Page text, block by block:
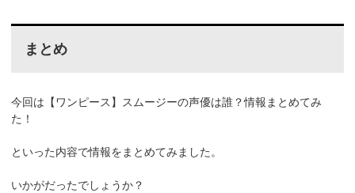
まとめ
今回は【ワンピース】スムージーの声優は誰？情報まとめてみ
た！
といった内容で情報をまとめてみました。
いかがだったでしょうか？